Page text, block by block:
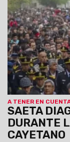
A TENER EN
SAETA
DURANTE
CAYETANO